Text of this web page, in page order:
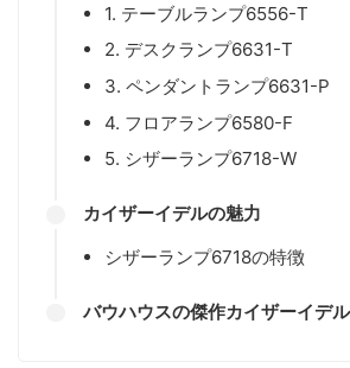
1. テーブルランプ6556-T
2. デスクランプ6631-T
3. ペンダントランプ6631-P
4. フロアランプ6580-F
5. シザーランプ6718-W
カイザーイデルの魅力
シザーランプ6718の特徴
バウハウスの傑作カイザーイデ